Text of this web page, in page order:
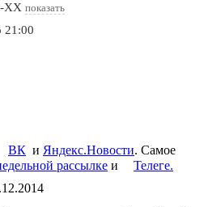
XX показать
21:00
ВК и Яндекс.Новости. Самое
рассылке и
Телеге.